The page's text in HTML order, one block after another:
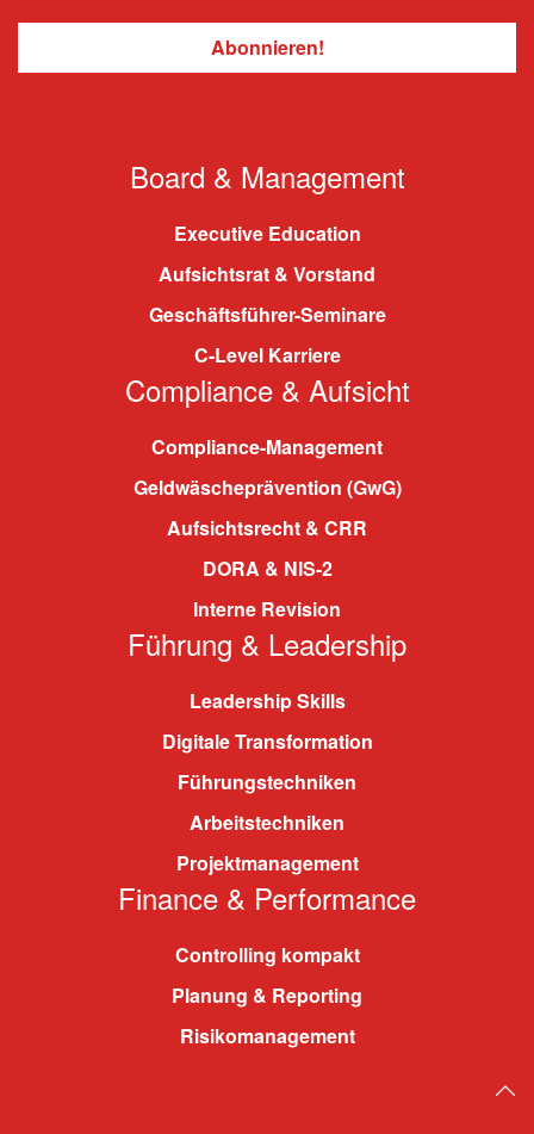
Board & Management
Executive Education
Aufsichtsrat & Vorstand
Geschäftsführer-Seminare
C-Level Karriere
Compliance & Aufsicht
Compliance-Management
Geldwäscheprävention (GwG)
Aufsichtsrecht & CRR
DORA & NIS-2
Interne Revision
Führung & Leadership
Leadership Skills
Digitale Transformation
Führungstechniken
Arbeitstechniken
Projektmanagement
Finance & Performance
Controlling kompakt
Planung & Reporting
Risikomanagement